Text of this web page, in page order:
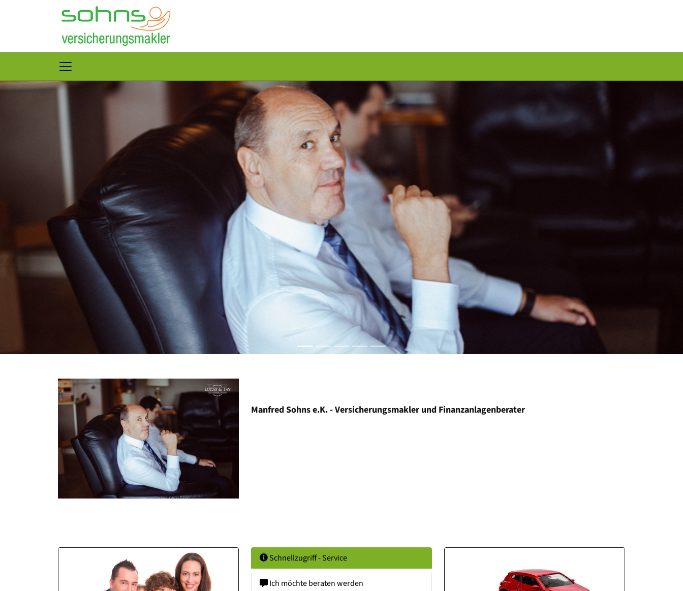
Manfred Sohns e.K. - Versicherungsmakler und Finanzanlagenberater
Schnellzugriff - Service
Ich möchte beraten werden